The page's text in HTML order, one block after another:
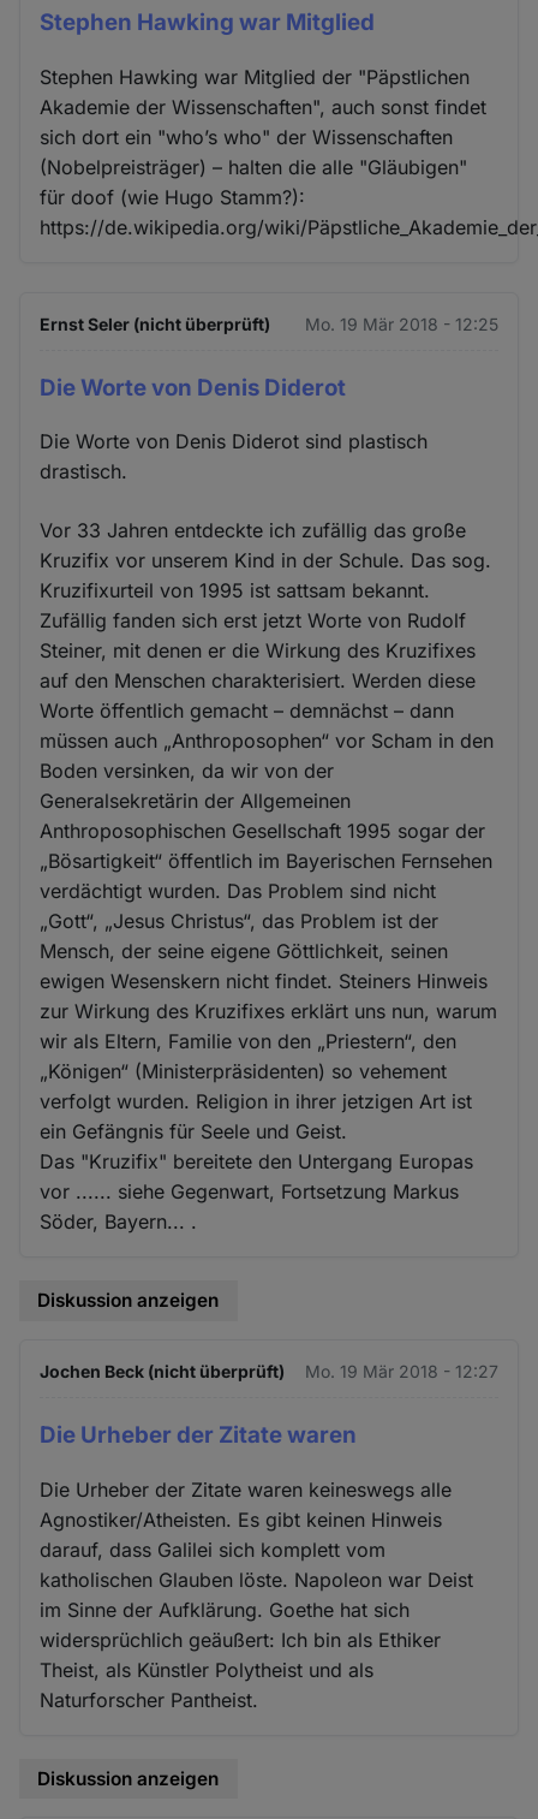
Stephen Hawking war Mitglied
Stephen Hawking war Mitglied der "Päpstlichen
Akademie der Wissenschaften", auch sonst findet
sich dort ein "who’s who" der Wissenschaften
(Nobelpreisträger) – halten die alle "Gläubigen"
für doof (wie Hugo Stamm?):
https://de.wikipedia.org/wiki/
Ernst Seler (nicht überprüft) Mo. 19 Mär 2018 - 12:25
Die Worte von Denis Diderot
Die Worte von Denis Diderot sind plastisch
drastisch.
Vor 33 Jahren entdeckte ich zufällig das große
Kruzifix vor unserem Kind in der Schule. Das sog.
Kruzifixurteil von 1995 ist sattsam bekannt.
Zufällig fanden sich erst jetzt Worte von Rudolf
Steiner, mit denen er die Wirkung des Kruzifixes
auf den Menschen charakterisiert. Werden diese
Worte öffentlich gemacht – demnächst – dann
müssen auch „Anthroposophen“ vor Scham in den
Boden versinken, da wir von der
Generalsekretärin der Allgemeinen
Anthroposophischen Gesellschaft 1995 sogar der
„Bösartigkeit“ öffentlich im Bayerischen Fernsehen
verdächtigt wurden. Das Problem sind nicht
„Gott“, „Jesus Christus“, das Problem ist der
Mensch, der seine eigene Göttlichkeit, seinen
ewigen Wesenskern nicht findet. Steiners Hinweis
zur Wirkung des Kruzifixes erklärt uns nun, warum
wir als Eltern, Familie von den „Priestern“, den
„Königen“ (Ministerpräsidenten) so vehement
verfolgt wurden. Religion in ihrer jetzigen Art ist
ein Gefängnis für Seele und Geist.
Das "Kruzifix" bereitete den Untergang Europas
vor ...... siehe Gegenwart, Fortsetzung Markus
Söder, Bayern... .
Diskussion anzeigen
Jochen Beck (nicht überprüft) Mo. 19 Mär 2018 - 12:27
Die Urheber der Zitate waren
Die Urheber der Zitate waren keineswegs alle
Agnostiker/Atheisten. Es gibt keinen Hinweis
darauf, dass Galilei sich komplett vom
katholischen Glauben löste. Napoleon war Deist
im Sinne der Aufklärung. Goethe hat sich
widersprüchlich geäußert: Ich bin als Ethiker
Theist, als Künstler Polytheist und als
Naturforscher Pantheist.
Diskussion anzeigen